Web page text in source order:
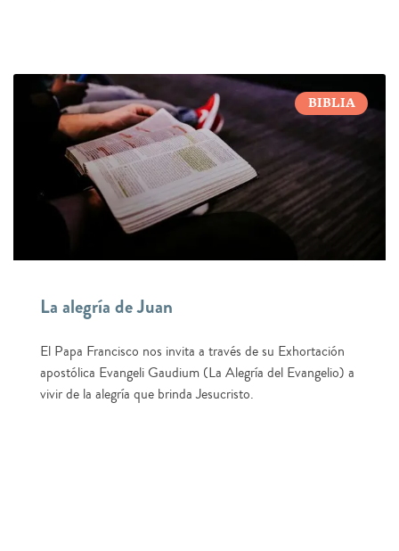
BIBLIA
La alegría de Juan
El Papa Francisco nos invita a través de su Exhortación
apostólica Evangeli Gaudium (La Alegría del Evangelio) a
vivir de la alegría que brinda Jesucristo.